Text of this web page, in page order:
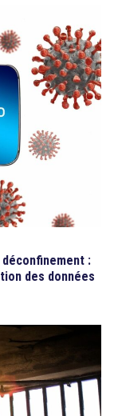
:
des données